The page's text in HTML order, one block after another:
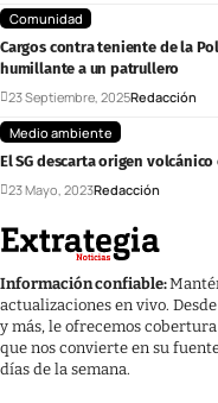
Comunidad
Cargos contra teniente de la
humillante a un patrullero
23 Septiembre, 2025Redacción
Medio ambiente
El SG descarta origen
23 Mayo, 2023Redacción
Información confiable:
actualizaciones en vivo.
y más, le ofrecemos
que nos convierte en su
días de la semana.